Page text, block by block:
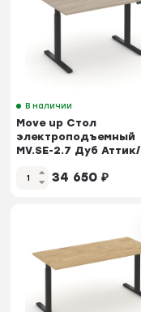
В наличии
Move up Стол
электроподъемный
MV.SE-2.7 Дуб Аттик/
1180*720*720-...
34 650 ₽